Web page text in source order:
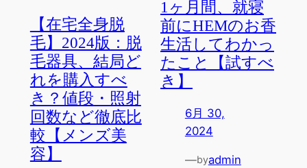
【在宅全身脱
毛】2024版：脱
毛器具、結局ど
れを購入すべ
き？値段・照射
回数など徹底比
較【メンズ美
容】
1ヶ月間、就寝
前にHEMのお香
生活してわかっ
たこと【試すべ
き】
6月 30,
2024
—byadmin